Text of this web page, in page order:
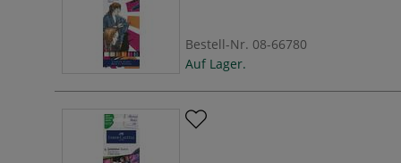
Bestell-Nr. 08-66780
Auf Lager.